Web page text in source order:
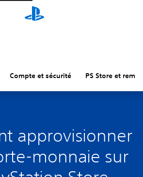
Compte et sécurité PS Store et
approvisionner
monnaie sur